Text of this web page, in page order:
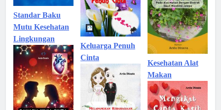
Standar Baku
Mutu Kesehatan
Lingkungan
Keluarga Penuh
Cinta
Kesehatan Alat
Makan